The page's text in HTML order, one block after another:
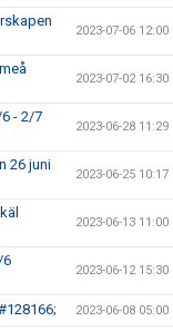
2023-07-06 12:00
2023-07-02 16:30
- 2/7
2023-06-28 11:29
26 juni
2023-06-25 10:17
2023-06-13 11:00
6
2023-06-12 15:30
2023-06-08 05:00